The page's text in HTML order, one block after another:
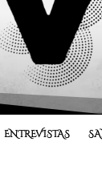
ENTREVISTAS